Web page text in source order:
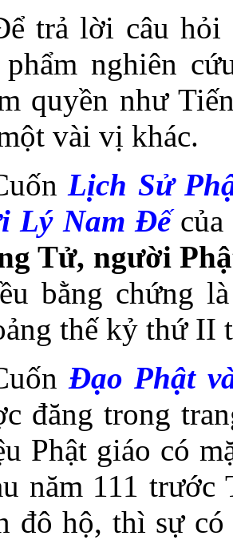
trả lời câu hỏi
phẩm nghiên
quyền như
vài vị khác.
Lịch Sử
Lý Nam Ðế
Tử, người
bằng chứng
thế kỷ thứ II
Ðạo Phật
đăng trong
Phật giáo có
năm 111
đô hộ, thì sự có